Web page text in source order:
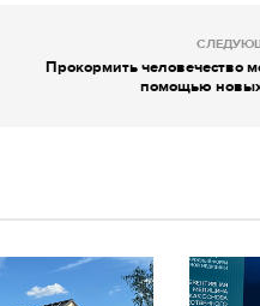
Прокормить человечество
помощью